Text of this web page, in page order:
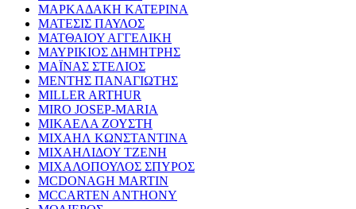
ΜΑΡΚΑΔΑΚΗ ΚΑΤΕΡΙΝΑ
ΜΑΤΕΣΙΣ ΠΑΥΛΟΣ
ΜΑΤΘΑΙΟΥ ΑΓΓΕΛΙΚΗ
ΜΑΥΡΙΚΙΟΣ ΔΗΜΗΤΡΗΣ
ΜΑΪΝΑΣ ΣΤΕΛΙΟΣ
ΜΕΝΤΗΣ ΠΑΝΑΓΙΩΤΗΣ
MILLER ARTHUR
MIRO JOSEP-MARIA
ΜΙΚΑΕΛΑ ΖΟΥΣΤΗ
ΜΙΧΑΗΛ ΚΩΝΣΤΑΝΤΙΝΑ
ΜΙΧΑΗΛΙΔΟΥ ΤΖΕΝΗ
ΜΙΧΑΛΟΠΟΥΛΟΣ ΣΠΥΡΟΣ
MCDONAGH MARTIN
MCCARTEN ANTHONY